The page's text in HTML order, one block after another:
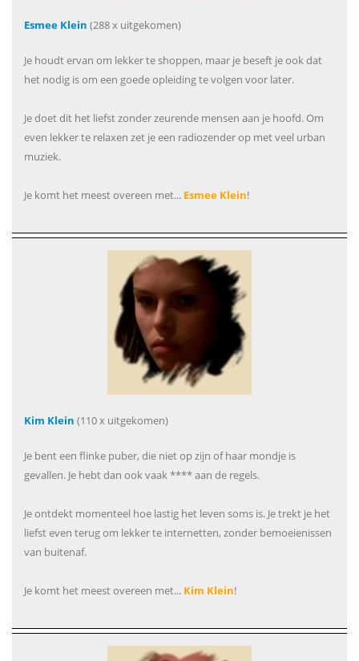
Esmee Klein (288 x uitgekomen)
Je houdt ervan om lekker te shoppen, maar je beseft je ook dat
het nodig is om een goede opleiding te volgen voor later.
Je doet dit het liefst zonder zeurende mensen aan je hoofd. Om
even lekker te relaxen zet je een radiozender op met veel urban
muziek.
Je komt het meest overeen met... Esmee Klein!
Kim Klein (110 x uitgekomen)
Je bent een flinke puber, die niet op zijn of haar mondje is
gevallen. Je hebt dan ook vaak **** aan de regels.
Je ontdekt momenteel hoe lastig het leven soms is. Je trekt je het
liefst even terug om lekker te internetten, zonder bemoeienissen
van buitenaf.
Je komt het meest overeen met... Kim Klein!